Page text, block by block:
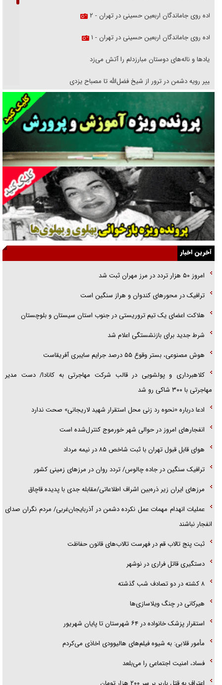
پیاده روی جاماندگان اربعین حسینی در تهران - ۲
پیاده روی جاماندگان اربعین حسینی در تهران - ۱
فریاد‌ها و ناله‌های دوستان مبارزدلم را آتش می‌زد
تغییر رویه دشمن در ترور از شیخ فضل‌الله تا مصباح یزدی
خرید قسطی اولش خنده و آخرش گریه است!
فوتبال و آن «بالا»!
راهبرد غافلگیری با نسل جدید پهپاد‌ها
جنجال پزشکان تقلبی در صنعت زیبایی
یهودی‌ها در ادبیات داستانی اروپا؛ از شکسپیر تا دیکنز
گفت‌وگو با خواهر یکی از شهدای جنگ رمضان/ خواهرم فرمانده جهادی و
اهل خدمت بی‌منت بود
جزئیات شکنجه‌هایم فراتر از آن است که در بیان بگنجد!
گزارش «جوان» از قوانین سخت‌گیرانه ۶ قاره در برابر یورش به پاسگاه‌های
آخرین اخبار
امروز ۵۰ هزار تردد در مرز مهران ثبت شد
ترافیک در محور‌های کندوان و هراز سنگین است
هلاکت اعضای یک تیم تروریستی در جنوب استان سیستان و بلوچستان
شرط جدید برای بازنشستگی اعلام شد
هوش مصنوعی، بستر وقوع ۵۵ درصد جرایم سایبری آفریقاست
کلاهبرداری و پولشویی در قالب شرکت مهاجرتی به کانادا/ دست مدیر
مهاجرتی با ۳۰۰ شاکی رو شد
ادعا درباره «نحوه رد زنی محل استقرار شهید لاریجانی» صحت ندارد
انفجار‌های امروز در حوالی شهر خورموج کنترل‌شده است
هوای قابل قبول تهران با ثبت شاخص ۸۵ در نیمه مرداد
ترافیک سنگین در جاده چالوس/ تردد روان در مرز‌های زمینی کشور
مرز‌های ایران زیر ذره‌بین اشراف اطلاعاتی/مقابله جدی با پدیده قاچاق
عملیات انهدام مهمات عمل نکرده دشمن در آذربایجان‌غربی/ مردم نگران صدای
انفجار نباشند
ثبت پنج تالاب قم در فهرست تالاب‌های قانون حفاظت
دستگیری قاتل فراری در نوشهر
۸ کشته در دو تصادف شب گذشته
هیرکانی در چنگ ویلاسازی‌ها
‌استقرار پزشک خانواده در ۶۴ شهرستان تا پایان شهریور
مأمور قلابی: به شیوه فیلم‌های هالیوودی اخاذی می‌کردم
فساد، امنیت اجتماعی را می‌بلعد